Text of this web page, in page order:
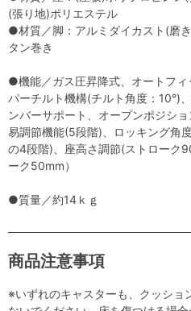
(張り地)ポリエステル
●材質／脚：アルミダイカスト(磨
タン巻き
●機能／ガス圧昇降式、オートフ
パーチルト機構(チルト角度：10°)
ンバーサポート、オープンポジシ
易調節機能(5段階)、ロッキング角
の4段階)、座高さ調節(ストローク
ーク50mm）
●質量／約14ｋｇ
商品注意事項
※いずれのキャスターも、クッショ